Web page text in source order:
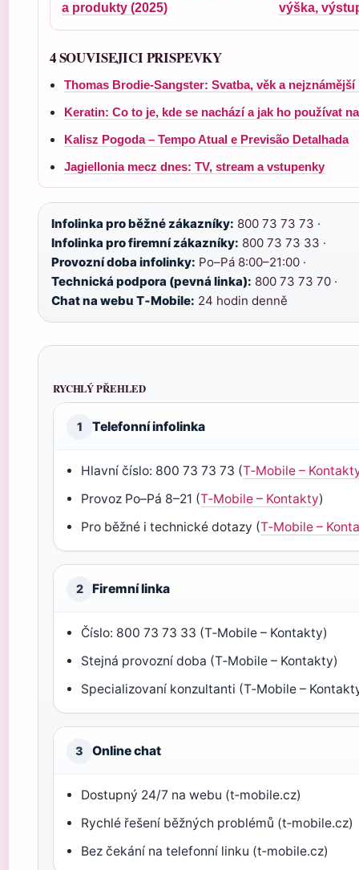
a produkty (2025)
výška,
4 SOUVISEJICI PRISPEVKY
Thomas Brodie-Sangster: Svatba, věk a nejznámější
Keratin: Co to je, kde se nachází a jak ho používat
Kalisz Pogoda – Tempo Atual e Previsão Detalhada
Jagiellonia mecz dnes: TV, stream a vstupenky
Infolinka pro běžné zákazníky: 800 73 73 73 ·
Infolinka pro firemní zákazníky: 800 73 73 33 ·
Provozní doba infolinky: Po–Pá 8:00–21:00 ·
Technická podpora (pevná linka): 800 73 73 70 ·
Chat na webu T‑Mobile: 24 hodin denně
RYCHLÝ PŘEHLED
1 Telefonní infolinka
Hlavní číslo: 800 73 73 73 (T‑Mobile –
Provoz Po–Pá 8–21 (T‑Mobile – Kontakty)
Pro běžné i technické dotazy (T‑Mobile –
2 Firemní linka
Číslo: 800 73 73 33 (T‑Mobile – Kontakty)
Stejná provozní doba (T‑Mobile – Kontakty)
Specializovaní konzultanti (T‑Mobile –
3 Online chat
Dostupný 24/7 na webu (t‑mobile.cz)
Rychlé řešení běžných problémů (t‑mobile.cz)
Bez čekání na telefonní linku (t‑mobile.cz)